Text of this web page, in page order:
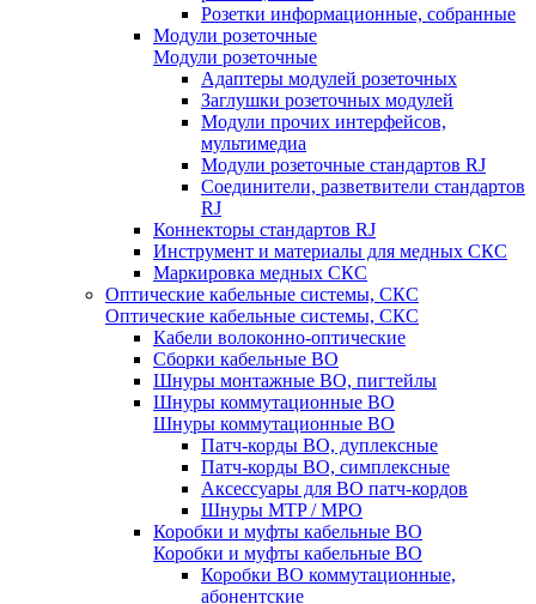
Розетки информационные, собранные
Модули розеточные
Модули розеточные
Адаптеры модулей розеточных
Заглушки розеточных модулей
Модули прочих интерфейсов,
мультимедиа
Модули розеточные стандартов RJ
Соединители, разветвители стандартов
RJ
Коннекторы стандартов RJ
Инструмент и материалы для медных СКС
Маркировка медных СКС
Оптические кабельные системы, СКС
Оптические кабельные системы, СКС
Кабели волоконно-оптические
Сборки кабельные ВО
Шнуры монтажные ВО, пигтейлы
Шнуры коммутационные ВО
Шнуры коммутационные ВО
Патч-корды ВО, дуплексные
Патч-корды ВО, симплексные
Аксессуары для ВО патч-кордов
Шнуры MTP / MPO
Коробки и муфты кабельные ВО
Коробки и муфты кабельные ВО
Коробки ВО коммутационные,
абонентские